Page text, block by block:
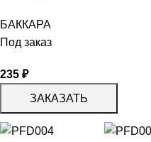
БАККАРА
Под заказ
235 ₽
ЗАКАЗАТЬ